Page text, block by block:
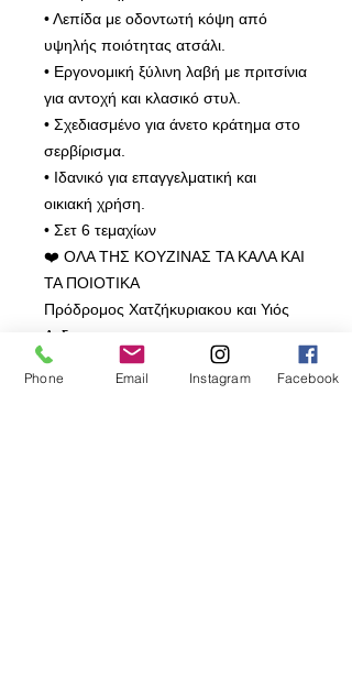
• Λεπίδα με οδοντωτή κόψη από
υψηλής ποιότητας ατσάλι.
• Εργονομική ξύλινη λαβή με πριτσίνια
για αντοχή και κλασικό στυλ.
• Σχεδιασμένο για άνετο κράτημα στο
σερβίρισμα.
• Ιδανικό για επαγγελματική και
οικιακή χρήση.
• Σετ 6 τεμαχίων
❤️ ΟΛΑ ΤΗΣ ΚΟΥΖΙΝΑΣ ΤΑ ΚΑΛΑ ΚΑΙ
ΤΑ ΠΟΙΟΤΙΚΑ
Πρόδρομος Χατζήκυριακου και Υιός
Λτδ
✨ Γιατί τα σκεύη Prodromos®
HO.RE.CA Είναι Η Καλύτερη Επιλογή;
Phone Email Instagram Facebook